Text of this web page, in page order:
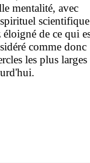
mentalité, avec
scientifique
éloigné de ce qui
comme donc
les plus larges